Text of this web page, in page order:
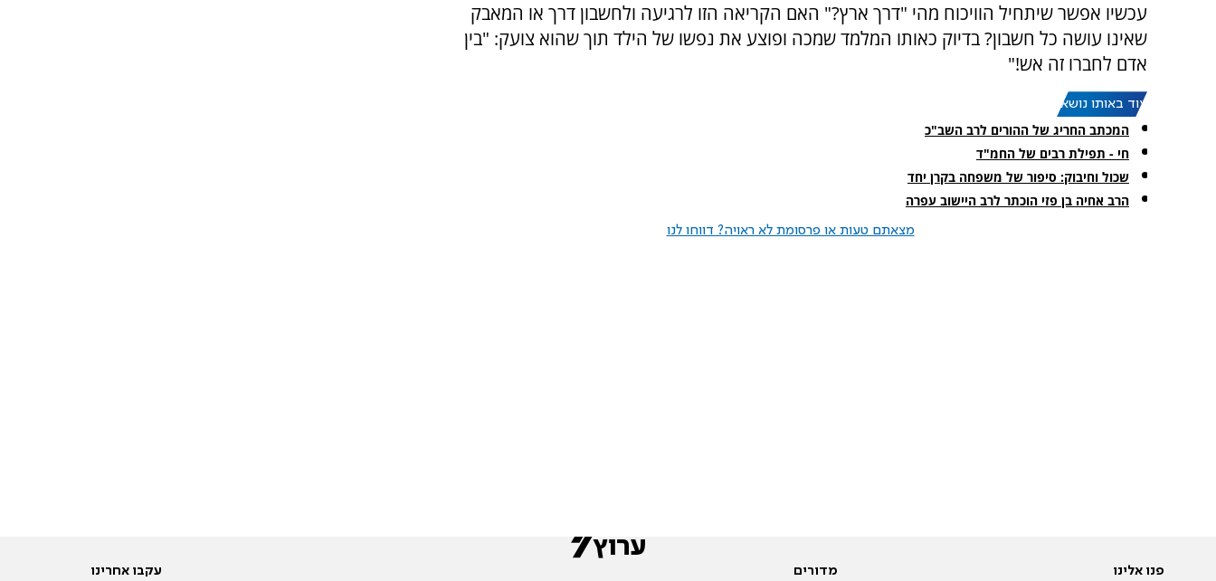
עכשיו אפשר שיתחיל הוויכוח מהי "דרך ארץ?" האם הקריאה הזו לרגיעה ולחשבון דרך או המאבק
שאינו עושה כל חשבון? בדיוק כאותו המלמד שמכה ופוצע את נפשו של הילד תוך שהוא צועק: "בין
אדם לחברו זה אש!"
עוד באותו נושא:
המכתב החריג של ההורים לרב השב"כ
חי - תפילת רבים של החמ"ד
שכול וחיבוק: סיפור של משפחה בקרן יחד
הרב אחיה בן פזי הוכתר לרב היישוב עפרה
מצאתם טעות או פרסומת לא ראויה? דווחו לנו
פנו אלינו מדורים עקבו אחרינו